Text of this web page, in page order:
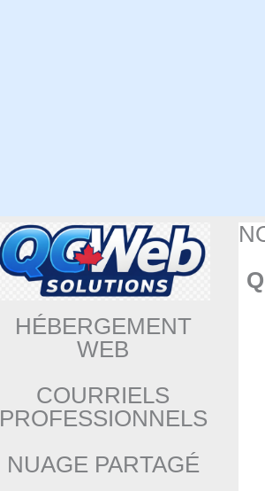
HÉBERGEMENT
WEB
COURRIELS
PROFESSIONNELS
NUAGE PARTAGÉ